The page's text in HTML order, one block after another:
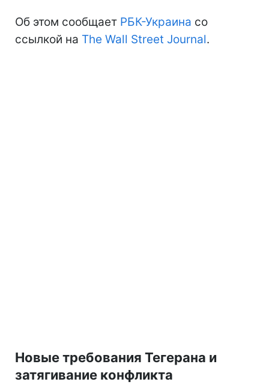
Об этом сообщает РБК-Украина со
ссылкой на The Wall Street Journal.
Новые требования Тегерана и
затягивание конфликта